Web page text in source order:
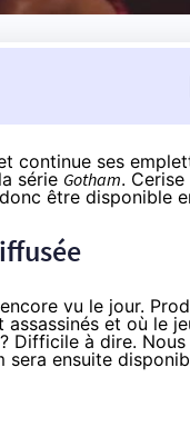
continue ses
série Gotham.
être disponible
vu le jour.
et où le
Difficile à dire.
ensuite